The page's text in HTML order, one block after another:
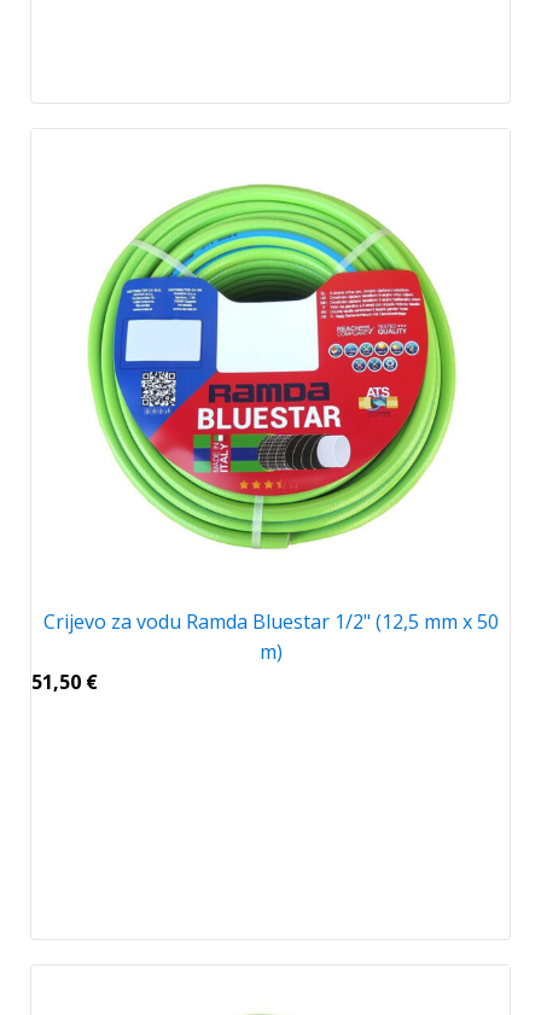
Crijevo za vodu Ramda Bluestar 1/2" (12,5 mm x 50
m)
51,50 €